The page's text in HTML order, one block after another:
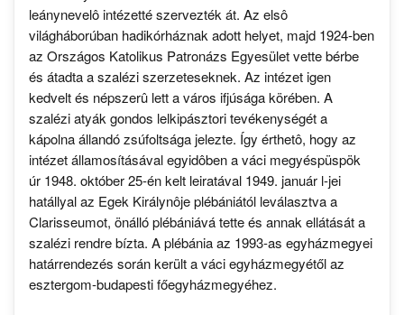
leánynevelô intézetté szervezték át. Az elsô
világháborúban hadikórháznak adott helyet, majd 1924-ben
az Országos Katolikus Patronázs Egyesület vette bérbe
és átadta a szalézi szerzeteseknek. Az intézet igen
kedvelt és népszerû lett a város ifjúsága körében. A
szalézi atyák gondos lelkipásztori tevékenységét a
kápolna állandó zsúfoltsága jelezte. Így érthetô, hogy az
intézet államosításával egyidôben a váci megyéspüspök
úr 1948. október 25-én kelt leiratával 1949. január l-jei
hatállyal az Egek Királynôje plébániától leválasztva a
Clarisseumot, önálló plébániává tette és annak ellátását a
szalézi rendre bízta. A plébánia az 1993-as egyházmegyei
határrendezés során került a váci egyházmegyétől az
esztergom-budapesti főegyházmegyéhez.